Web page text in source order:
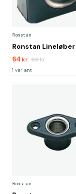
Ronstan
Ronstan Lineløber
64 kr 69kr
1 variant
Ronstan